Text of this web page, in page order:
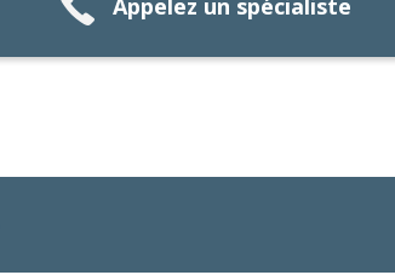
Appelez un spécialiste